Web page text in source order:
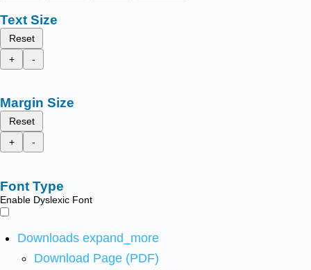
Text Size
Reset
+
-
Margin Size
Reset
+
-
Font Type
Enable Dyslexic Font
Downloads expand_more
Download Page (PDF)